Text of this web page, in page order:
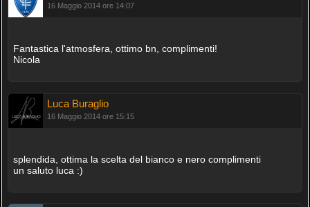
16 Maggio 2014 ore 14:07
Fantastica l'atmosfera, ottimo bn, complimenti!
Nicola
Luca Buraglio
16 Maggio 2014 ore 15:15
splendida, ottima la scelta del bianco e nero complimenti
un saluto luca :)